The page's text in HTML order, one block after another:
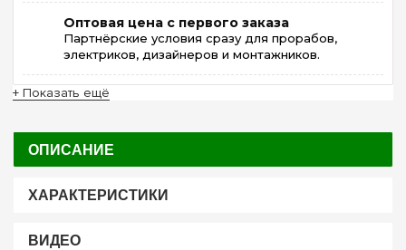
Оптовая цена с первого заказа
Партнёрские условия сразу для прорабов,
электриков, дизайнеров и монтажников.
+ Показать ещё
ОПИСАНИЕ
ХАРАКТЕРИСТИКИ
ВИДЕО